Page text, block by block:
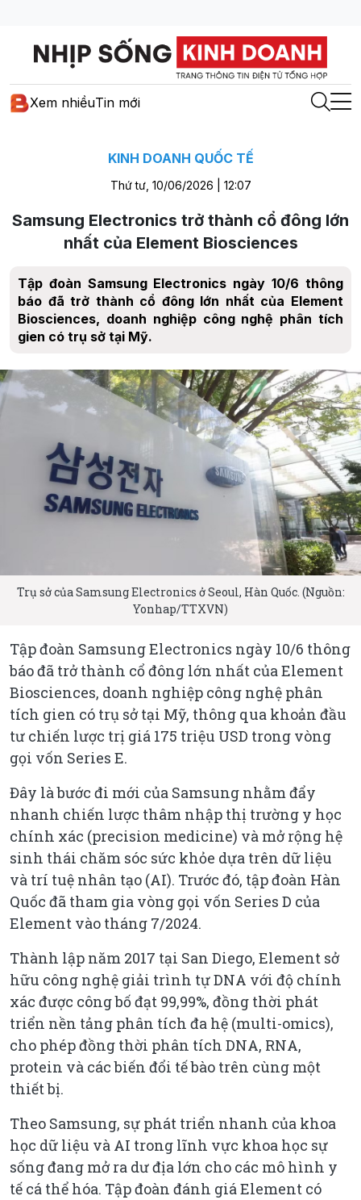
Xem nhiềuTin mới
KINH DOANH QUỐC TẾ
Thứ tư, 10/06/2026 | 12:07
Samsung Electronics trở thành cổ đông lớn
nhất của Element Biosciences
Tập đoàn Samsung Electronics ngày 10/6 thông
báo đã trở thành cổ đông lớn nhất của Element
Biosciences, doanh nghiệp công nghệ phân tích
gien có trụ sở tại Mỹ.
Trụ sở của Samsung Electronics ở Seoul, Hàn Quốc. (Nguồn:
Yonhap/TTXVN)
Tập đoàn Samsung Electronics ngày 10/6 thông
báo đã trở thành cổ đông lớn nhất của Element
Biosciences, doanh nghiệp công nghệ phân
tích gien có trụ sở tại Mỹ, thông qua khoản đầu
tư chiến lược trị giá 175 triệu USD trong vòng
gọi vốn Series E.
Đây là bước đi mới của Samsung nhằm đẩy
nhanh chiến lược thâm nhập thị trường y học
chính xác (precision medicine) và mở rộng hệ
sinh thái chăm sóc sức khỏe dựa trên dữ liệu
và trí tuệ nhân tạo (AI). Trước đó, tập đoàn Hàn
Quốc đã tham gia vòng gọi vốn Series D của
Element vào tháng 7/2024.
Thành lập năm 2017 tại San Diego, Element sở
hữu công nghệ giải trình tự DNA với độ chính
xác được công bố đạt 99,99%, đồng thời phát
triển nền tảng phân tích đa hệ (multi-omics),
cho phép đồng thời phân tích DNA, RNA,
protein và các biến đổi tế bào trên cùng một
thiết bị.
Theo Samsung, sự phát triển nhanh của khoa
học dữ liệu và AI trong lĩnh vực khoa học sự
sống đang mở ra dư địa lớn cho các mô hình y
tế cá thể hóa. Tập đoàn đánh giá Element có